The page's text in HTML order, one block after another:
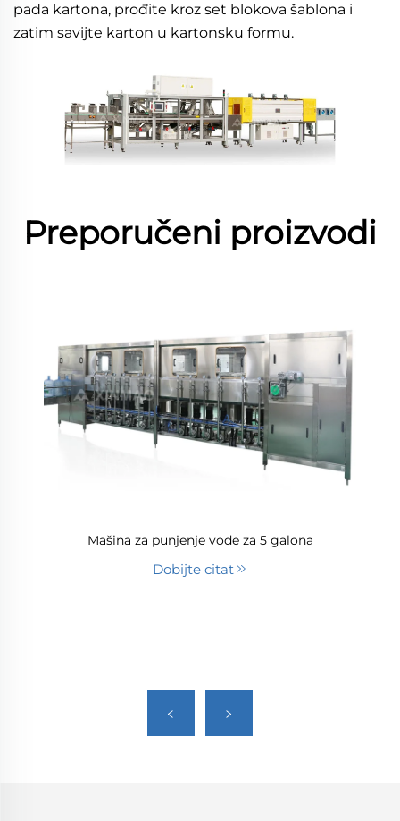
pada kartona, prođite kroz set blokova šablona i
zatim savijte karton u kartonsku formu.
Preporučeni proizvodi
Mašina za punjenje vode za 5 galona
Dobijte citat